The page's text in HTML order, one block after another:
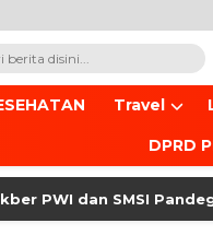
Travel
DPRD
dan SMSI Pandeglang